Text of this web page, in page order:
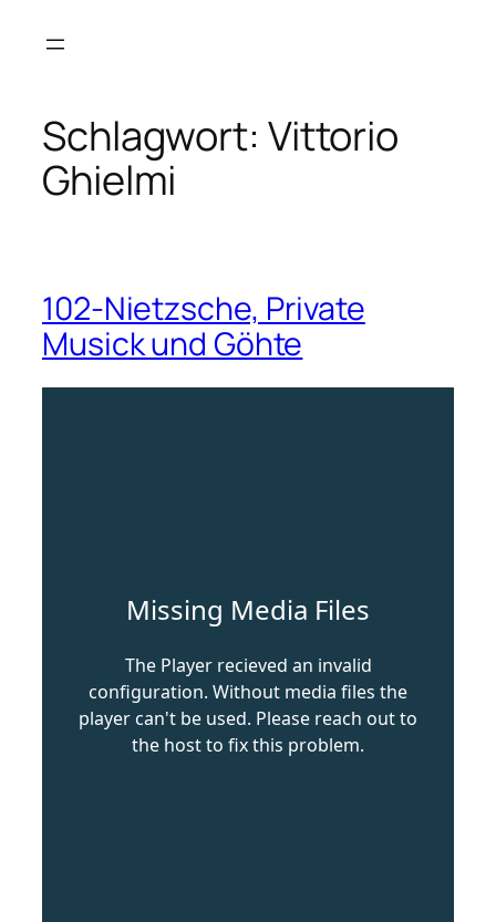
Inhalt
Schlagwort: Vittorio
Ghielmi
102-Nietzsche, Private
Musick und Göhte